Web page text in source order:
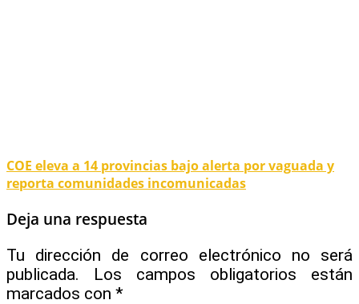
COE eleva a 14 provincias bajo alerta por vaguada y
reporta comunidades incomunicadas
Deja una respuesta
Tu dirección de correo electrónico no será
publicada.
Los campos obligatorios están
marcados con *